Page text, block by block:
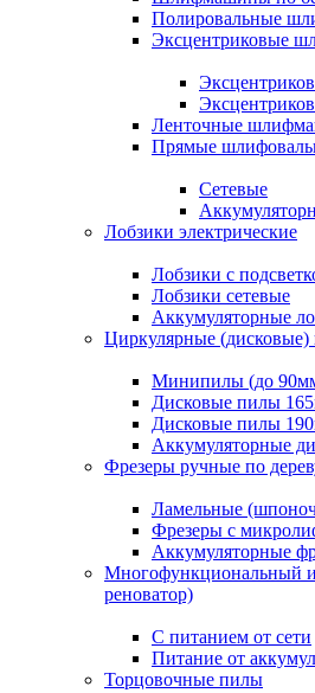
Полировальные
Эксцентриковые
Ленточные
Прямые
Сетевые
Лобзики электрические
Лобзики с
Лобзики сетевые
Аккумуляторные
Циркулярные
Минипилы (до
Дисковые пилы
Дисковые пилы
Аккумуляторные
Фрезеры ручные по
Ламельные
Фрезеры с
Аккумуляторные
Многофункциональный
реноватор)
С питанием от сети
Питание от
Торцовочные пилы